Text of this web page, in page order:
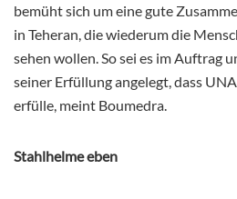
bemüht sich um eine gute
in Teheran, die wiederum die
sehen wollen. So sei es im Auftrag
seiner Erfüllung angelegt, dass
erfülle, meint Boumedra.
Stahlhelme eben